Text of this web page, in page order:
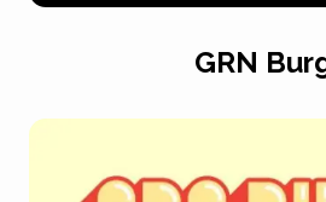
GRN